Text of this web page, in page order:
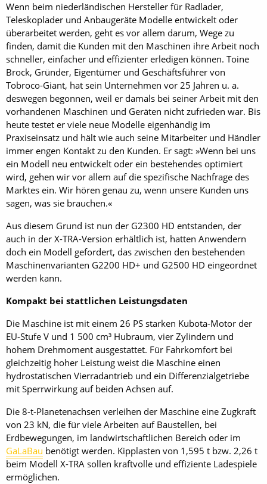
Wenn beim niederländischen Hersteller für Radlader,
Teleskoplader und Anbaugeräte Modelle entwickelt oder
überarbeitet werden, geht es vor allem darum, Wege zu
finden, damit die Kunden mit den Maschinen ihre Arbeit noch
schneller, einfacher und effizienter erledigen können. Toine
Brock, Gründer, Eigentümer und Geschäftsführer von
Tobroco-Giant, hat sein Unternehmen vor 25 Jahren u. a.
deswegen begonnen, weil er damals bei seiner Arbeit mit den
vorhandenen Maschinen und Geräten nicht zufrieden war. Bis
heute testet er viele neue Modelle eigenhändig im
Praxiseinsatz und hält wie auch seine Mitarbeiter und Händler
immer engen Kontakt zu den Kunden. Er sagt: »Wenn bei uns
ein Modell neu entwickelt oder ein bestehendes optimiert
wird, gehen wir vor allem auf die spezifische Nachfrage des
Marktes ein. Wir hören genau zu, wenn unsere Kunden uns
sagen, was sie brauchen.«
Aus diesem Grund ist nun der G2300 HD entstanden, der
auch in der X-TRA-Version erhältlich ist, hatten Anwendern
doch ein Modell gefordert, das zwischen den bestehenden
Maschinenvarianten G2200 HD+ und G2500 HD eingeordnet
werden kann.
Kompakt bei stattlichen Leistungsdaten
Die Maschine ist mit einem 26 PS starken Kubota-Motor der
EU-Stufe V und 1 500 cm³ Hubraum, vier Zylindern und
hohem Drehmoment ausgestattet. Für Fahrkomfort bei
gleichzeitig hoher Leistung weist die Maschine einen
hydrostatischen Vierradantrieb und ein Differenzialgetriebe
mit Sperrwirkung auf beiden Achsen auf.
Die 8-t-Planetenachsen verleihen der Maschine eine Zugkraft
von 23 kN, die für viele Arbeiten auf Baustellen, bei
Erdbewegungen, im landwirtschaftlichen Bereich oder im
GaLaBau benötigt werden. Kipplasten von 1,595 t bzw. 2,26 t
beim Modell X-TRA sollen kraftvolle und effiziente Ladespiele
ermöglichen.